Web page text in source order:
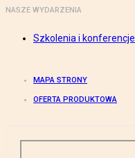
NASZE WYDARZENIA
Szkolenia i konferencje
MAPA STRONY
OFERTA PRODUKTOWA